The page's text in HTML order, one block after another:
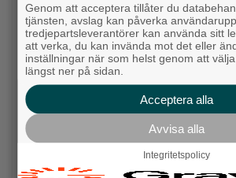
Detta händer i Alingsås 3–10
Genom att acceptera tillåter du
tjänsten, avslag kan påverka
tredjepartsleverantörer kan använda sitt
att verka, du kan invända mot det eller
inställningar när som helst genom att
längst ner på sidan.
Acceptera alla
Avvisa alla
Integritetspolicy